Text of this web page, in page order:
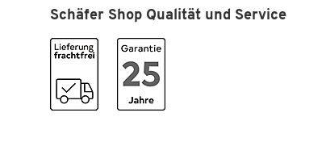
Hochwertiger Rahmengestell-
Wahlweise erhältlich in der Modell-Variante
White“ in der Farbgebung Weiß oder in der
Variante „Raven Black“ in der Farbgebung
Material Rahmengestell: Stahl, epoxiert
Schäfer Shop Qualität und Service